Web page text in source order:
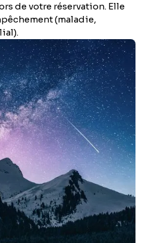
de votre réservation. Elle
(maladie,